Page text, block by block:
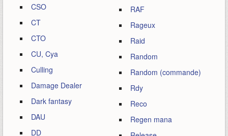
CSO
CT
CTO
CU, Cya
Culling
Damage Dealer
Dark fantasy
DAU
DD
RAF
Rageux
Raid
Random
Random (commande)
Rdy
Reco
Regen mana